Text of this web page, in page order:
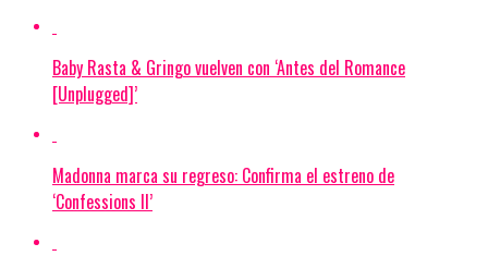
Baby Rasta & Gringo vuelven con ‘Antes del Romance
[Unplugged]’
Madonna marca su regreso: Confirma el estreno de
‘Confessions II’